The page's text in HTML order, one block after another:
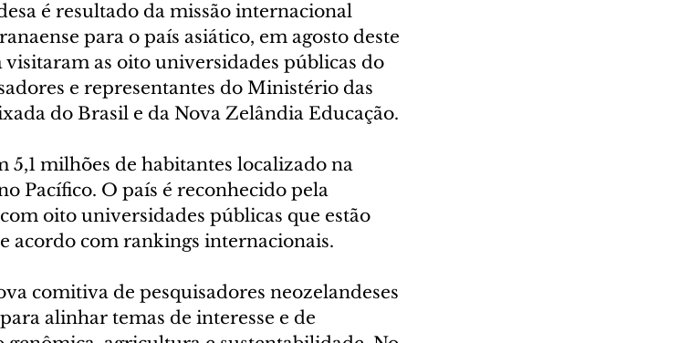
é resultado da missão internacional
para o país asiático, em agosto deste
visitaram as oito universidades públicas do
e representantes do Ministério das
do Brasil e da Nova Zelândia Educação.
5,1 milhões de habitantes localizado na
Pacífico. O país é reconhecido pela
oito universidades públicas que estão
acordo com rankings internacionais.
comitiva de pesquisadores neozelandeses
alinhar temas de interesse e de